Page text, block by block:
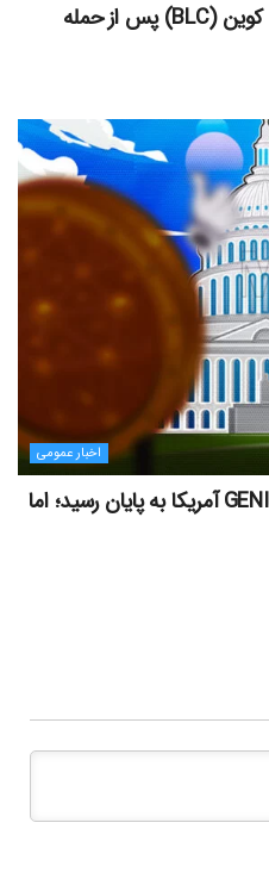
استیبل کوین الگوریتمی بالانس کوین (BLC) پس از حمله
اخبار عمومی
مهلت یک‌ساله اجرای قانون GENIUS آمریکا به پایان رسید؛ اما